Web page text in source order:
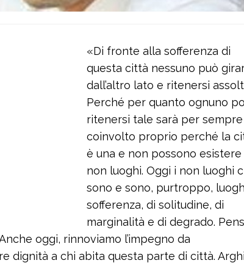
«Di fronte alla sofferenza di
questa città nessuno può
dall’altro lato e ritenersi
Perché per quanto ognuno
ritenersi tale sarà per sempre
coinvolto proprio perché la
è una e non possono esistere
non luoghi. Oggi i non luoghi
sono e sono, purtroppo,
sofferenza, di solitudine, di
marginalità e di degrado.
oggi, rinnoviamo l’impegno da
dignità a chi abita questa parte di città.